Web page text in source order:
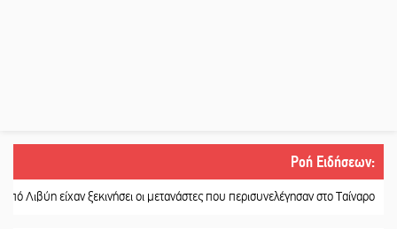
Ροή Ειδήσεων:
ξεκινήσει οι μετανάστες που περισυνελέγησαν στο Ταίναρο || Διακοπή